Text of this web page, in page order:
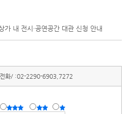
내 전시·공연공간 대관 신청 안내
전화/ :02-2290-6903,7272